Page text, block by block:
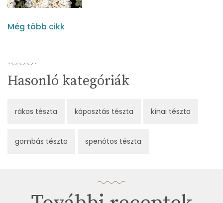
Még több cikk
Hasonló kategóriák
rákos tészta káposztás tészta kínai tészta
gombás tészta spenótos tészta